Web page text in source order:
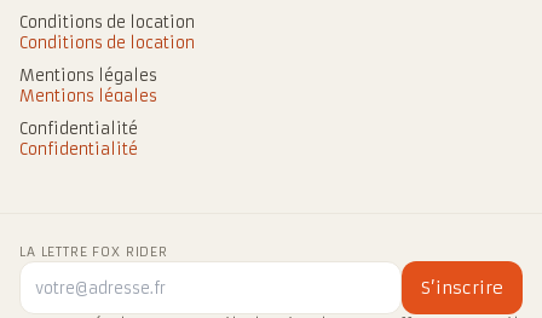
Conditions de location
Conditions de location
Mentions légales
Mentions légales
Confidentialité
Confidentialité
LA LETTRE FOX RIDER
S’inscrire